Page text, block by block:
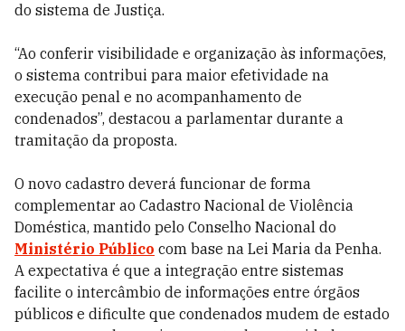
do sistema de Justiça.
“Ao conferir visibilidade e organização às informações,
o sistema contribui para maior efetividade na
execução penal e no acompanhamento de
condenados”, destacou a parlamentar durante a
tramitação da proposta.
O novo cadastro deverá funcionar de forma
complementar ao Cadastro Nacional de Violência
Doméstica, mantido pelo Conselho Nacional do
Ministério Público com base na Lei Maria da Penha.
A expectativa é que a integração entre sistemas
facilite o intercâmbio de informações entre órgãos
públicos e dificulte que condenados mudem de estado